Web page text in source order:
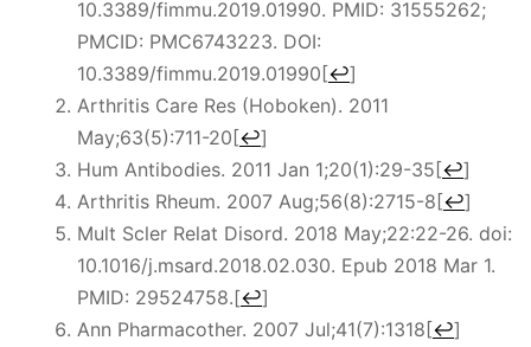
10.3389/fimmu.2019.01990. PMID: 31555262;
PMCID: PMC6743223. DOI:
10.3389/fimmu.2019.01990[↩]
Arthritis Care Res (Hoboken). 2011
May;63(5):711-20[↩]
Hum Antibodies. 2011 Jan 1;20(1):29-35[↩]
Arthritis Rheum. 2007 Aug;56(8):2715-8[↩]
Mult Scler Relat Disord. 2018 May;22:22-26. doi:
10.1016/j.msard.2018.02.030. Epub 2018 Mar 1.
PMID: 29524758.[↩]
Ann Pharmacother. 2007 Jul;41(7):1318[↩]